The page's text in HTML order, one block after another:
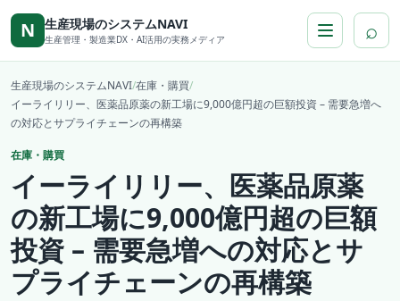
本文へ移動
N 生産現場のシステムNAVI
生産管理・製造業DX・AI活用の実務メディア ⌕
生産現場のシステムNAVI/在庫・購買/
イーライリリー、医薬品原薬の新工場に9,000億円超の巨額投資 – 需要急増へ
の対応とサプライチェーンの再構築
在庫・購買
イーライリリー、医薬品原薬
の新工場に9,000億円超の巨額
投資 – 需要急増への対応とサ
プライチェーンの再構築